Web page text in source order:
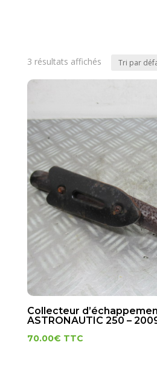
3 résultats affichés
Collecteur
ASTRONAUTIC 250 –
70.00€ TTC